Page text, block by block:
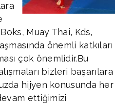
Muay Thai, Kds,
önemli katkıları
çok önemlidir.Bu
bizleri başarılara
hijyen konusunda her
ettiğimizi